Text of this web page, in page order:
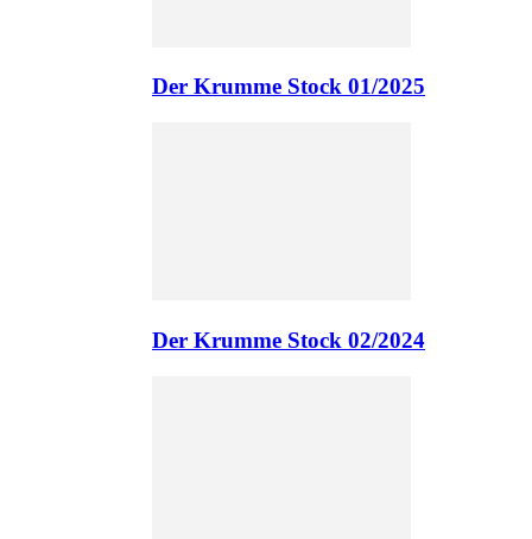
Der Krumme Stock 01/2025
Der Krumme Stock 02/2024